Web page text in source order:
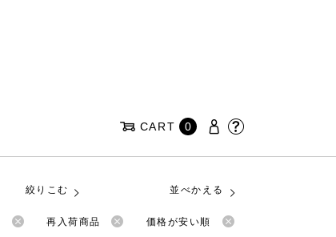
CART 0
絞りこむ 並べかえる
再入荷商品 価格が安い順